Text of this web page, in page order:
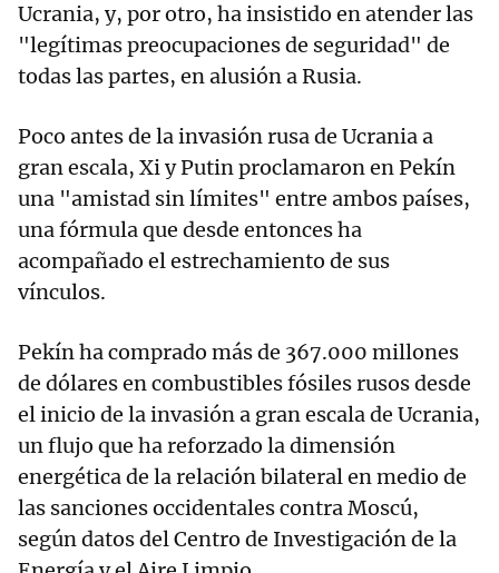
Ucrania, y, por otro, ha insistido en atender las
"legítimas preocupaciones de seguridad" de
todas las partes, en alusión a Rusia.
Poco antes de la invasión rusa de Ucrania a
gran escala, Xi y Putin proclamaron en Pekín
una "amistad sin límites" entre ambos países,
una fórmula que desde entonces ha
acompañado el estrechamiento de sus
vínculos.
Pekín ha comprado más de 367.000 millones
de dólares en combustibles fósiles rusos desde
el inicio de la invasión a gran escala de Ucrania,
un flujo que ha reforzado la dimensión
energética de la relación bilateral en medio de
las sanciones occidentales contra Moscú,
según datos del Centro de Investigación de la